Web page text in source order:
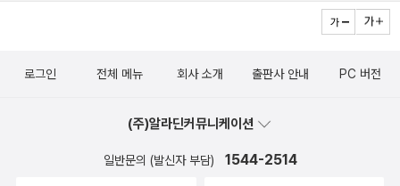
침내 자전거국토종주에 성공했고 작년 10월에는 2번째종주까지 마
셨다는걸 읽고 나는 자신감을 갖고 뭐든지 도전하는 자세로 임해야겠
지까지 그들이 이루어낸 인간승리의 휴먼스토리를 담은 책이다... 따
라서, 무언가 갈피를 못잡고 안절부절 못하는 분들이나 삶의 이정표
면 몇 일간의 휴가를 사랑하는 누군가와 함께 한번 달려보는 것도 나
선, 이응석|신민하|이원선|... 출판 프리윌 발매 2012.12.17
로그인 전체 메뉴 회사 소개 출판사 안내 PC 버전
(주)알라딘커뮤니케이션
일반문의 (발신자 부담) 1544-2514